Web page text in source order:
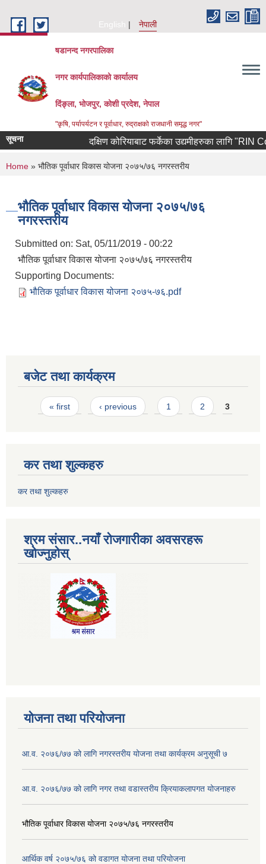
English
नेपाली
षडानन्द नगरपालिका
नगर कार्यपालिकाको कार्यालय
दिंङ्ला, भोजपुर, कोशी प्रदेश, नेपाल
"कृषि, पर्यापर्यटन र पूर्वाधार, रुद्राक्षको राजधानी समृद्ध नगर"
सूचना दक्षिण कोरियाबाट फर्केका उद्यमीहरुका लागि "RIN
You are here
Home » भौतिक पूर्वाधार विकास योजना २०७५/७६ नगरस्तरीय
भौतिक पूर्वाधार विकास योजना २०७५/७६
नगरस्तरीय
Submitted on: Sat, 05/11/2019 - 00:22
भौतिक पूर्वाधार विकास योजना २०७५/७६ नगरस्तरीय
Supporting Documents:
भौतिक पूर्वाधार विकास योजना २०७५-७६.pdf
बजेट तथा कार्यक्रम
Pages
« first ‹ previous 1 2 3
कर तथा शुल्कहरु
कर तथा शुल्कहरु
श्रम संसार..नयाँ रोजगारीका अवसरहरू
खोज्नुहोस्
योजना तथा परियोजना
आ.व. २०७६/७७ को लागि नगरस्तरीय योजना तथा कार्यक्रम अनुसूची ७
आ.व. २०७६/७७ को लागि नगर तथा वडास्तरीय क्रियाकलापगत योजनाहरु
भौतिक पूर्वाधार विकास योजना २०७५/७६ नगरस्तरीय
आर्थिक वर्ष २०७५/७६ को वडागत योजना तथा परियोजना